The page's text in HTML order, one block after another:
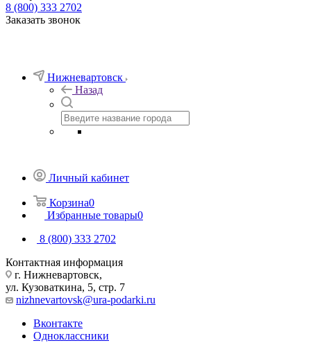
8 (800) 333 2702
Заказать звонок
Нижневартовск
Назад
Личный кабинет
Корзина0
Избранные товары0
8 (800) 333 2702
Контактная информация
г. Нижневартовск,
ул. Кузоваткина, 5, стр. 7
nizhnevartovsk@ura-podarki.ru
Вконтакте
Одноклассники